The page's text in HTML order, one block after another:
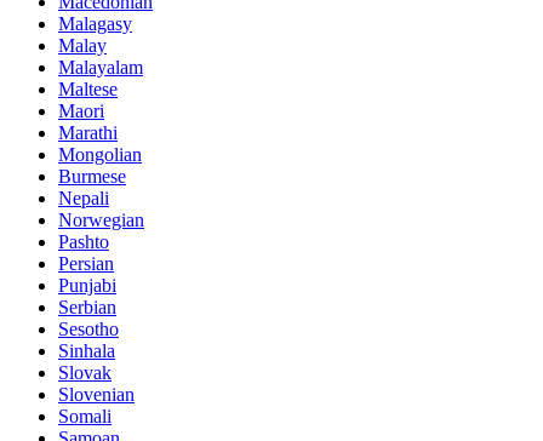
Malagasy
Malay
Malayalam
Maltese
Maori
Marathi
Mongolian
Burmese
Nepali
Norwegian
Pashto
Persian
Punjabi
Serbian
Sesotho
Sinhala
Slovak
Slovenian
Somali